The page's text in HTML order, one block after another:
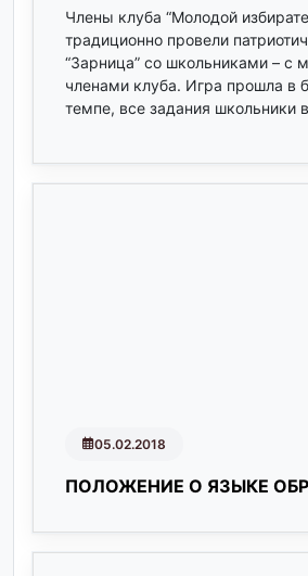
Члены клуба “Молодой
традиционно провели
“Зарница” со школьниками – с
членами клуба. Игра прошла в
темпе, все задания школьники
05.02.2018
ПОЛОЖЕНИЕ О ЯЗЫКЕ